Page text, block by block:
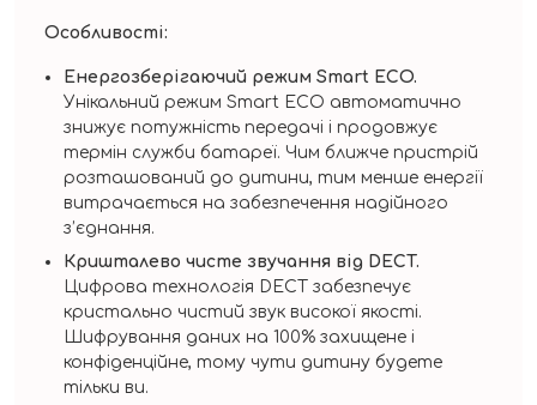
Особливості:
Енергозберігаючий режим Smart ECO.
Унікальний режим Smart ECO автоматично
знижує потужність передачі і продовжує
термін служби батареї. Чим ближче пристрій
розташований до дитини, тим менше енергії
витрачається на забезпечення надійного
з’єднання.
Кришталево чисте звучання від DECT.
Цифрова технологія DECT забезпечує
кристально чистий звук високої якості.
Шифрування даних на 100% захищене і
конфіденційне, тому чути дитину будете
тільки ви.